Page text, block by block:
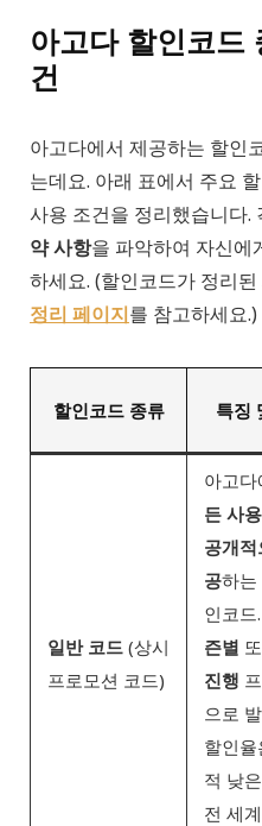
아고다 할인코드
건
아고다에서 제공하는 할인
는데요. 아래 표에서 주요
사용 조건을 정리했습니다.
약 사항을 파악하여 자신에
하세요. (할인코드가 정리
정리 페이지를 참고하세요.)
할인코드 종류 특징
일반 코드 (상시
프로모션 코드)
아고다
든 사
공개
공하는
인코드
즌별
진행
으로
할인율
적 낮
전 세